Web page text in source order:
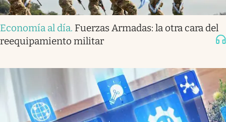
Economía al día. Fuerzas Armadas: la otra cara del
reequipamiento militar